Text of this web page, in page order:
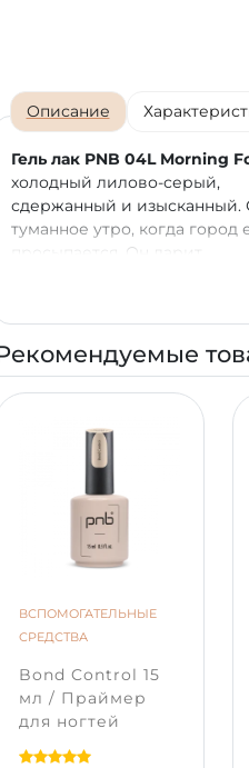
Описание
Гель лак PNB 04L Morning
холодный лилово-серый,
сдержанный и изысканный.
туманное утро, когда город
просыпается. Он дарит
свежего воздуха после
ВСПОМОГАТЕЛЬНЫЕ
СРЕДСТВА
Bond Control 15
мл / Праймер
для ногтей